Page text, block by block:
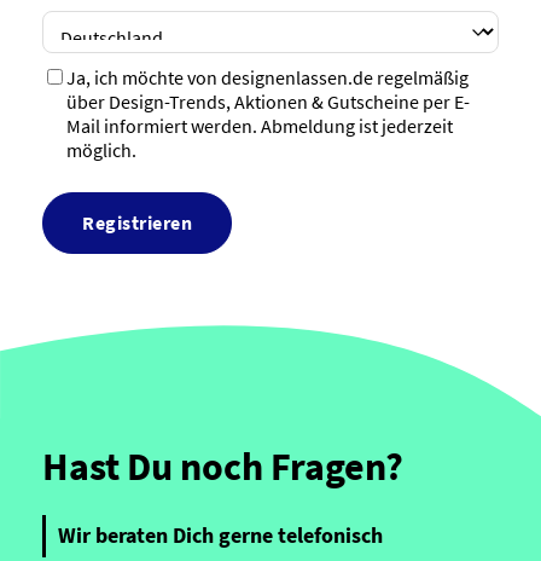
Ja, ich möchte von designenlassen.de regelmäßig
über Design-Trends, Aktionen & Gutscheine per E-
Mail informiert werden. Abmeldung ist jederzeit
möglich.
Registrieren
Hast Du noch Fragen?
Wir beraten Dich gerne telefonisch